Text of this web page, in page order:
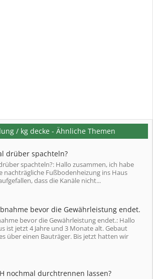
/ kg decke - Ähnliche Themen
drüber spachteln?
spachteln?: Hallo zusammen, ich habe
nachträgliche Fußbodenheizung ins Haus
dass die Kanäle nicht...
bevor die Gewährleistung endet.
bevor die Gewährleistung endet.: Hallo
ist jetzt 4 Jahre und 3 Monate alt. Gebaut
über einen Bauträger. Bis jetzt hatten wir
nochmal durchtrennen lassen?